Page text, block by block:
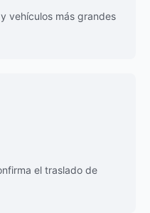
vehículos más grandes
el traslado de